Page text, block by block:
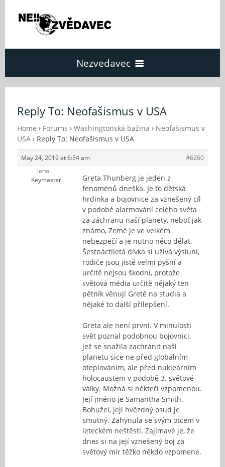
Nezvedavec
Fórum
O Nezvědavci
Kontakt
Reply To: Neofašismus v USA
Home › Forums › Washingtonská bažina › Neofašismus v
USA › Reply To: Neofašismus v USA
May 24, 2019 at 6:54 am
#6260
leho
Keymaster
Greta Thunberg je jeden z
fenoménů dneška. Je to dětská
hrdinka a bojovnice za vznešený cíl
v podobě alarmování celého světa
za záchranu naší planety, neboť jak
známo, Země je ve velkém
nebezpečí a je nutno něco dělat.
Šestnáctiletá dívka si užívá výsluní,
rodiče jsou jistě velmi pyšní a
určitě nejsou škodní, protože
světová média určitě nějaký ten
pětník věnují Gretě na studia a
nějaké to další přilepšení.
Greta ale není první. V minulosti
svět poznal podobnou bojovnici,
jež se snažila zachránit naši
planetu sice ne před globálním
oteplováním, ale před nukleárním
holocaustem v podobě 3. světové
války. Možná si někteří vzpomenou.
Její jméno je Samantha Smith.
Bohužel, její hvězdný osud je
smutný. Zahynula se svým otcem v
leteckém neštěstí. Zajímavé je, že
dnes si na její vznešený boj za
světový mír těžko někdo vzpomene.